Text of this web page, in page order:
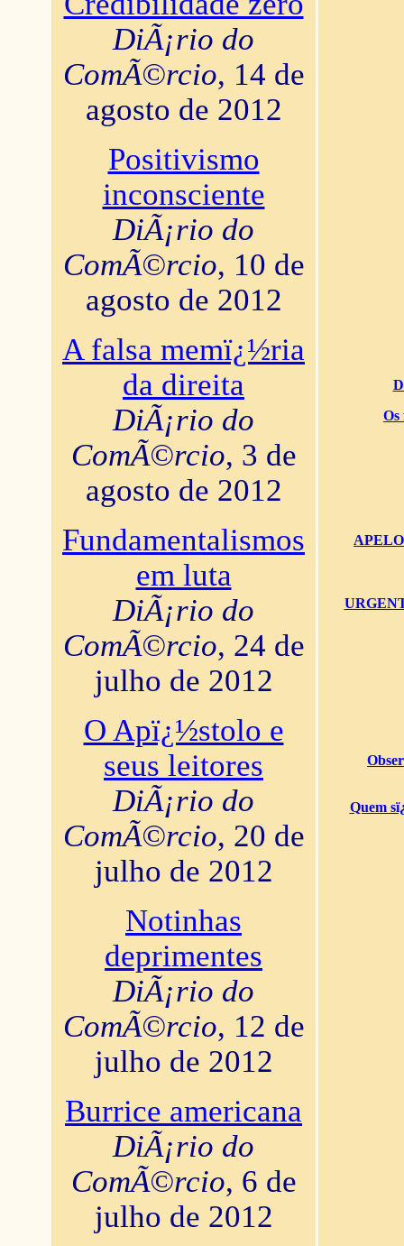
DiÃ¡rio do
ComÃ©rcio, 14 de
agosto de 2012
Positivismo
inconsciente
DiÃ¡rio do
ComÃ©rcio, 10 de
agosto de 2012
A falsa memï¿½ria
da direita
DiÃ¡rio do
ComÃ©rcio, 3 de
agosto de 2012
Fundamentalismos
em luta
DiÃ¡rio do
ComÃ©rcio, 24 de
julho de 2012
O Apï¿½stolo e
seus leitores
DiÃ¡rio do
ComÃ©rcio, 20 de
julho de 2012
Notinhas
deprimentes
DiÃ¡rio do
ComÃ©rcio, 12 de
julho de 2012
Burrice americana
DiÃ¡rio do
ComÃ©rcio, 6 de
julho de 2012
Os
Quem